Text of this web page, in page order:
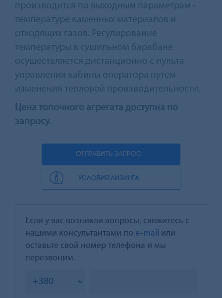
производится по выходным параметрам -
температуре каменных материалов и
отходящих газов. Регулирование
температуры в сушильном барабане
осуществляется дистанционно с пульта
управления кабины оператора путем
изменения тепловой производительности.
Цена топочного агрегата доступна по
запросу.
ОТПРАВИТЬ ЗАПРОС
УСЛОВИЯ ЛИЗИНГА
Если у вас возникли вопросы, свяжитесь с
нашими консультантами по e-mail или
оставьте свой номер телефона и мы
перезвоним.